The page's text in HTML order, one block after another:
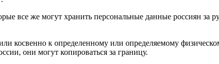
все же могут хранить персональные данные россиян за
косвенно к определенному или определяемому
они могут копироваться за границу.